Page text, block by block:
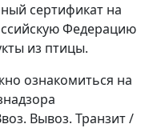
сертификат на
Федерацию
из птицы.
ознакомиться на
Вывоз. Транзит /